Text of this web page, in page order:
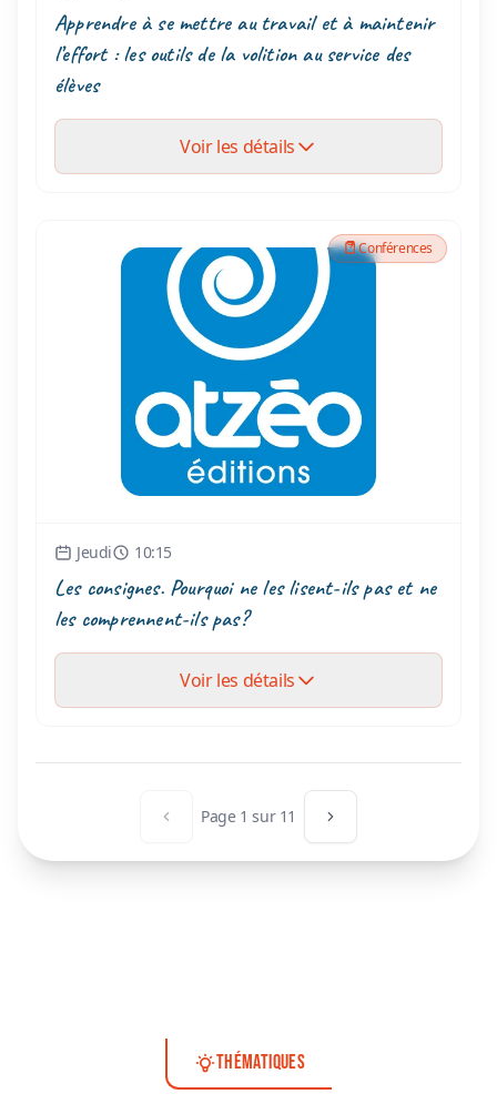
Apprendre à se mettre au travail et à maintenir
l’effort : les outils de la volition au service des
élèves
Voir les détails
Conférences
Jeudi 10:15
Les consignes. Pourquoi ne les lisent-ils pas et ne
les comprennent-ils pas?
Voir les détails
Page précédente
Page 1 sur 11 Page suivante
THÉMATIQUES